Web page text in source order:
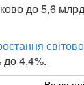
до 5,6
до 4,4%.